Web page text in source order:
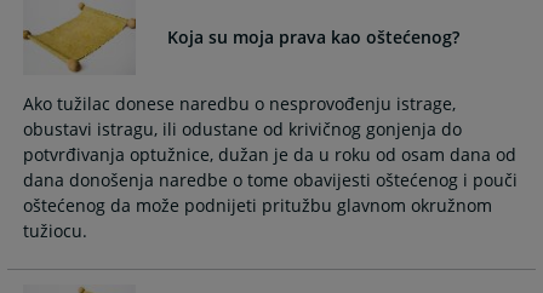
forward
to
interact
with
the
calendar
and
select
a
to
with
the
calendar
and
select
Koja su moja prava kao oštećenog?
Ako tužilac donese naredbu o nesprovođenju istrage,
obustavi istragu, ili odustane od krivičnog gonjenja do
potvrđivanja optužnice, dužan je da u roku od osam dana od
dana donošenja naredbe o tome obavijesti oštećenog i pouči
oštećenog da može podnijeti pritužbu glavnom okružnom
tužiocu.